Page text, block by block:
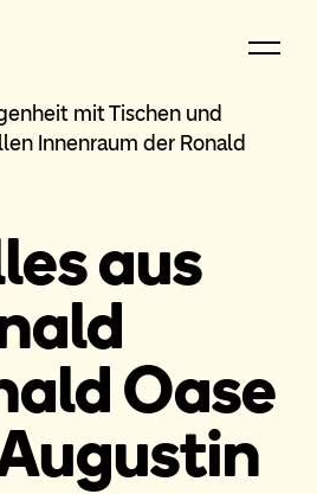
aus
Oase